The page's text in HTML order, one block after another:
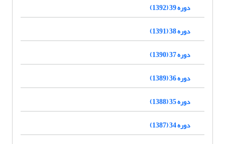
دوره 39 (1392)
دوره 38 (1391)
دوره 37 (1390)
دوره 36 (1389)
دوره 35 (1388)
دوره 34 (1387)